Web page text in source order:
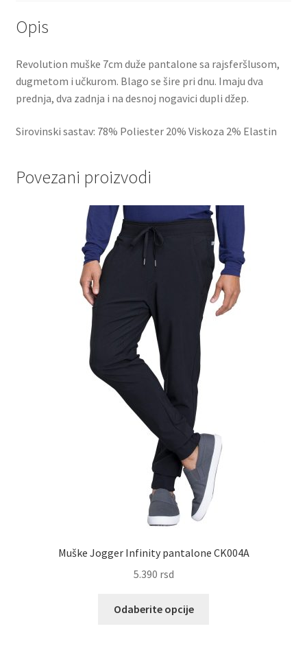
Opis
Revolution muške 7cm duže pantalone sa rajsferšlusom,
dugmetom i učkurom. Blago se šire pri dnu. Imaju dva
prednja, dva zadnja i na desnoj nogavici dupli džep.
Sirovinski sastav: 78% Poliester 20% Viskoza 2% Elastin
Povezani proizvodi
Muške Jogger Infinity pantalone CK004A
5.390 rsd
Odaberite opcije